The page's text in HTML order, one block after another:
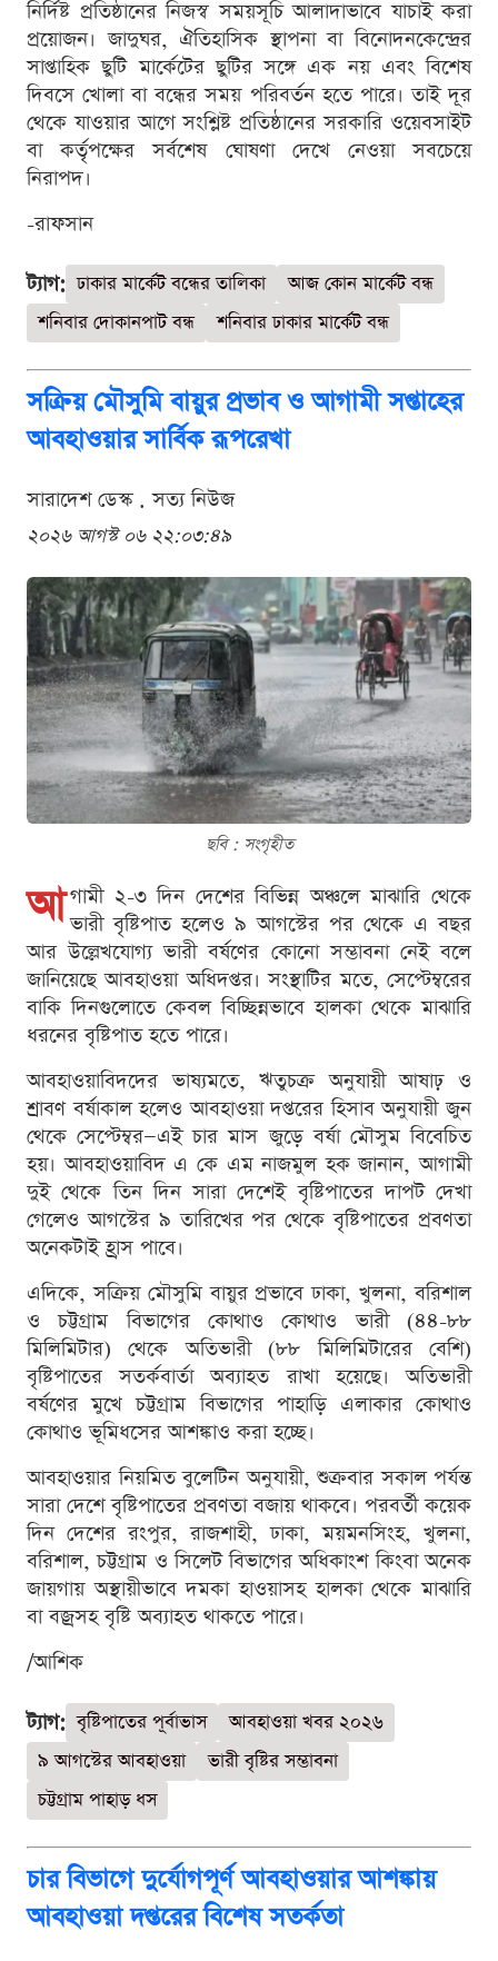
নির্দিষ্ট প্রতিষ্ঠানের নিজস্ব সময়সূচি আলাদাভাবে যাচাই করা
প্রয়োজন। জাদুঘর, ঐতিহাসিক স্থাপনা বা বিনোদনকেন্দ্রের
সাপ্তাহিক ছুটি মার্কেটের ছুটির সঙ্গে এক নয় এবং বিশেষ
দিবসে খোলা বা বন্ধের সময় পরিবর্তন হতে পারে। তাই দূর
থেকে যাওয়ার আগে সংশ্লিষ্ট প্রতিষ্ঠানের সরকারি ওয়েবসাইট
বা কর্তৃপক্ষের সর্বশেষ ঘোষণা দেখে নেওয়া সবচেয়ে
নিরাপদ।
-রাফসান
ট্যাগ: ঢাকার মার্কেট বন্ধের তালিকা
আজ কোন মার্কেট বন্ধ
শনিবার দোকানপাট বন্ধ
শনিবার ঢাকার মার্কেট বন্ধ
সক্রিয় মৌসুমি বায়ুর প্রভাব ও আগামী সপ্তাহের
আবহাওয়ার সার্বিক রূপরেখা
সারাদেশ ডেস্ক . সত্য নিউজ
২০২৬ আগস্ট ০৬ ২২:০৩:৪৯
ছবি : সংগৃহীত
আ গামী ২-৩ দিন দেশের বিভিন্ন অঞ্চলে মাঝারি থেকে
ভারী বৃষ্টিপাত হলেও ৯ আগস্টের পর থেকে এ বছর
আর উল্লেখযোগ্য ভারী বর্ষণের কোনো সম্ভাবনা নেই বলে
জানিয়েছে আবহাওয়া অধিদপ্তর। সংস্থাটির মতে, সেপ্টেম্বরের
বাকি দিনগুলোতে কেবল বিচ্ছিন্নভাবে হালকা থেকে মাঝারি
ধরনের বৃষ্টিপাত হতে পারে।
আবহাওয়াবিদদের ভাষ্যমতে, ঋতুচক্র অনুযায়ী আষাঢ় ও
শ্রাবণ বর্ষাকাল হলেও আবহাওয়া দপ্তরের হিসাব অনুযায়ী জুন
থেকে সেপ্টেম্বর—এই চার মাস জুড়ে বর্ষা মৌসুম বিবেচিত
হয়। আবহাওয়াবিদ এ কে এম নাজমুল হক জানান, আগামী
দুই থেকে তিন দিন সারা দেশেই বৃষ্টিপাতের দাপট দেখা
গেলেও আগস্টের ৯ তারিখের পর থেকে বৃষ্টিপাতের প্রবণতা
অনেকটাই হ্রাস পাবে।
এদিকে, সক্রিয় মৌসুমি বায়ুর প্রভাবে ঢাকা, খুলনা, বরিশাল
ও চট্টগ্রাম বিভাগের কোথাও কোথাও ভারী (৪৪-৮৮
মিলিমিটার) থেকে অতিভারী (৮৮ মিলিমিটারের বেশি)
বৃষ্টিপাতের সতর্কবার্তা অব্যাহত রাখা হয়েছে। অতিভারী
বর্ষণের মুখে চট্টগ্রাম বিভাগের পাহাড়ি এলাকার কোথাও
কোথাও ভূমিধসের আশঙ্কাও করা হচ্ছে।
আবহাওয়ার নিয়মিত বুলেটিন অনুযায়ী, শুক্রবার সকাল পর্যন্ত
সারা দেশে বৃষ্টিপাতের প্রবণতা বজায় থাকবে। পরবর্তী কয়েক
দিন দেশের রংপুর, রাজশাহী, ঢাকা, ময়মনসিংহ, খুলনা,
বরিশাল, চট্টগ্রাম ও সিলেট বিভাগের অধিকাংশ কিংবা অনেক
জায়গায় অস্থায়ীভাবে দমকা হাওয়াসহ হালকা থেকে মাঝারি
বা বজ্রসহ বৃষ্টি অব্যাহত থাকতে পারে।
/আশিক
ট্যাগ: বৃষ্টিপাতের পূর্বাভাস
আবহাওয়া খবর ২০২৬
৯ আগস্টের আবহাওয়া
ভারী বৃষ্টির সম্ভাবনা
চট্টগ্রাম পাহাড় ধস
চার বিভাগে দুর্যোগপূর্ণ আবহাওয়ার আশঙ্কায়
আবহাওয়া দপ্তরের বিশেষ সতর্কতা